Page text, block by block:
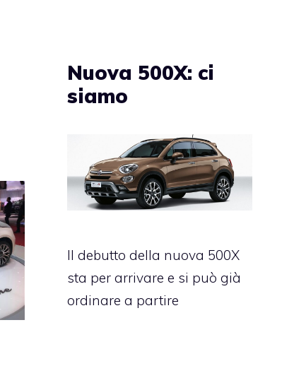
Nuova 500X: ci
siamo
Il debutto della nuova 500X
sta per arrivare e si può già
ordinare a partire